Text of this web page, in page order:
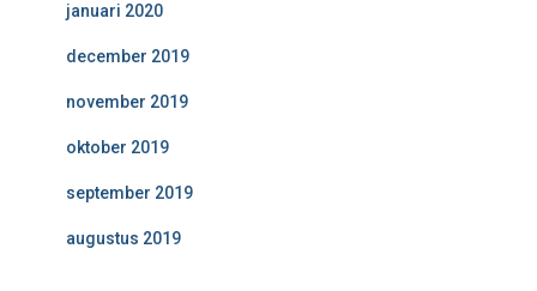
januari 2020
december 2019
november 2019
oktober 2019
september 2019
augustus 2019